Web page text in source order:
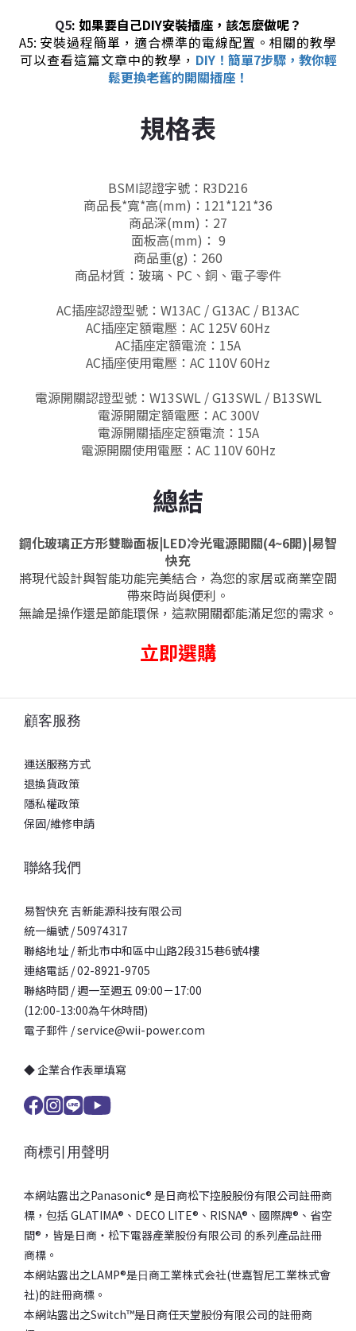
Q5: 如果要自己DIY安裝插座，該怎麼做呢？
A5: 安裝過程簡單，適合標準的電線配置。相關的教學
可以查看這篇文章中的教學， DIY！簡單7步驟，教你輕
鬆更換老舊的開關插座！
規格表
BSMI認證字號：R3D216
商品長*寬*高(mm)：121*121*36
商品深(mm)：27
面板高(mm)： 9
商品重(g)：260
商品材質：玻璃、PC、銅、電子零件
AC插座認證型號：W13AC / G13AC / B13AC
AC插座定額電壓：AC 125V 60Hz
AC插座定額電流：15A
AC插座使用電壓：AC 110V 60Hz
電源開關認證型號：W13SWL / G13SWL / B13SWL
電源開關定額電壓：AC 300V
電源開關插座定額電流：15A
電源開關使用電壓：AC 110V 60Hz
總結
鋼化玻璃正方形雙聯面板|LED冷光電源開關(4~6開)|易智
快充
將現代設計與智能功能完美結合，為您的家居或商業空間
帶來時尚與便利。
無論是操作還是節能環保，這款開關都能滿足您的需求。
立即選購
顧客服務
運送服務方式
退換貨政策
隱私權政策
保固/維修申請
聯絡我們
易智快充 吉新能源科技有限公司
統一編號 / 50974317
聯絡地址 / 新北市中和區中山路2段315巷6號4樓
連絡電話 / 02-8921-9705
聯絡時間 / 週一至週五 09:00－17:00
(12:00-13:00為午休時間)
電子郵件 / service@wii-power.com
◆ 企業合作表單填寫
商標引用聲明
本網站露出之Panasonic® 是日商松下控股股份有限公司註冊商
標，包括 GLATIMA®、DECO LITE®、RISNA®、國際牌®、省空
間®，皆是日商‧松下電器產業股份有限公司 的系列產品註冊
商標。
本網站露出之LAMP®是⽇商⼯業株式会社(世嘉智尼⼯業株式會
社)的註冊商標。
本網站露出之Switch™是日商任天堂股份有限公司的註冊商